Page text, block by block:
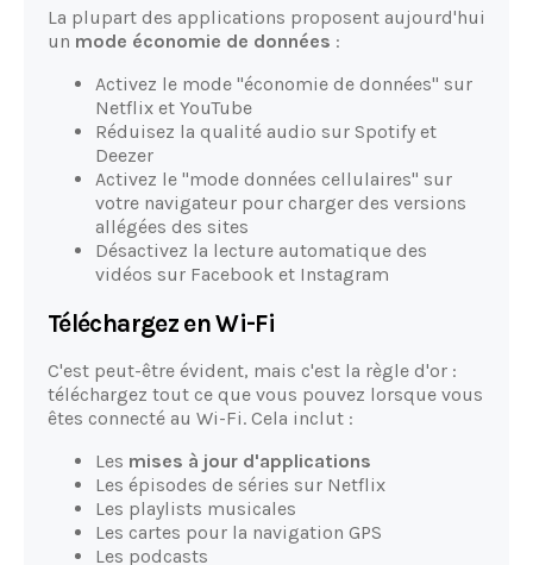
La plupart des applications proposent aujourd'hui
un mode économie de données :
Activez le mode "économie de données" sur
Netflix et YouTube
Réduisez la qualité audio sur Spotify et
Deezer
Activez le "mode données cellulaires" sur
votre navigateur pour charger des versions
allégées des sites
Désactivez la lecture automatique des
vidéos sur Facebook et Instagram
Téléchargez en Wi-Fi
C'est peut-être évident, mais c'est la règle d'or :
téléchargez tout ce que vous pouvez lorsque vous
êtes connecté au Wi-Fi. Cela inclut :
Les mises à jour d'applications
Les épisodes de séries sur Netflix
Les playlists musicales
Les cartes pour la navigation GPS
Les podcasts